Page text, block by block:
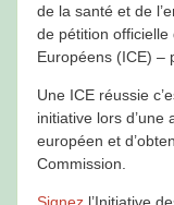
de la santé et de
de pétition officielle
Européens (ICE) –
Une ICE réussie
initiative lors d’une
européen et
Commission.
Signez l’Initiative